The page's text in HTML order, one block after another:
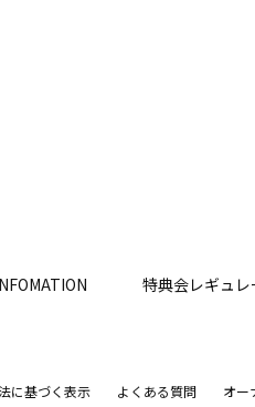
特典会レギュレ
に基づく表示 よくある質問 オー